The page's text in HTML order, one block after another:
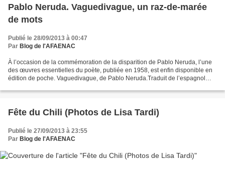
Pablo Neruda. Vaguedivague, un raz-de-marée
de mots
Publié le 28/09/2013 à 00:47
Par Blog de l'AFAENAC
À l’occasion de la commémoration de la disparition de Pablo Neruda, l’une
des œuvres essentielles du poète, publiée en 1958, est enfin disponible en
édition de poche. Vaguedivague, de Pablo Neruda.Traduit de l’espagnol
Fête du Chili (Photos de Lisa Tardi)
Publié le 27/09/2013 à 23:55
Par Blog de l'AFAENAC